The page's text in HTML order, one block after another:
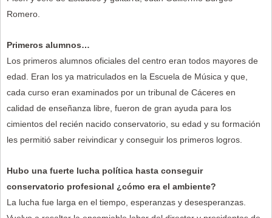
Romero.
Primeros alumnos…
Los primeros alumnos oficiales del centro eran todos mayores de
edad. Eran los ya matriculados en la Escuela de Música y que,
cada curso eran examinados por un tribunal de Cáceres en
calidad de enseñanza libre, fueron de gran ayuda para los
cimientos del recién nacido conservatorio, su edad y su formación
les permitió saber reivindicar y conseguir los primeros logros.
Hubo una fuerte lucha política hasta conseguir
conservatorio profesional ¿cómo era el ambiente?
La lucha fue larga en el tiempo, esperanzas y desesperanzas.